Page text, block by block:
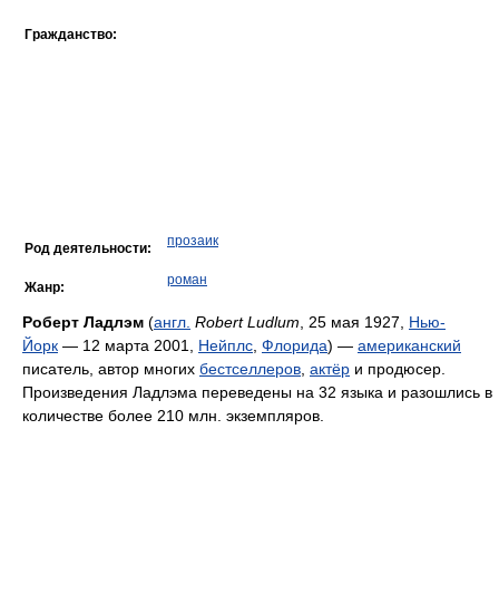
Гражданство:
Род деятельности: прозаик
Жанр: роман
Роберт Ладлэм (англ. Robert Ludlum , 25 мая 1927, Нью-
Йорк — 12 марта 2001, Нейплс Флорида) — американский
писатель, автор многих бестселлеров актёр и продюсер.
Произведения Ладлэма переведены на 32 языка и разошлись в
количестве более 210 млн. экземпляров.